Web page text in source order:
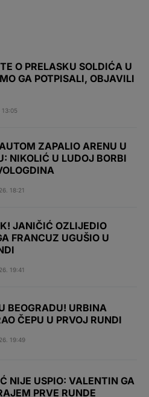
O PRELASKU SOLDIĆA U
GA POTPISALI, OBJAVILI
13:05
ZAPALIO ARENU U
NIKOLIĆ U LUDOJ BORBI
18:21
JANIČIĆ OZLIJEDIO
FRANCUZ UGUŠIO U
19:41
BEOGRADU! URBINA
ČEPU U PRVOJ RUNDI
19:49
NIJE USPIO: VALENTIN GA
PRVE RUNDE